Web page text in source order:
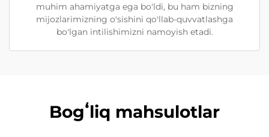
muhim ahamiyatga ega bo'ldi, bu ham bizning
mijozlarimizning o'sishini qo'llab-quvvatlashga
bo'lgan intilishimizni namoyish etadi.
Bogʻliq mahsulotlar